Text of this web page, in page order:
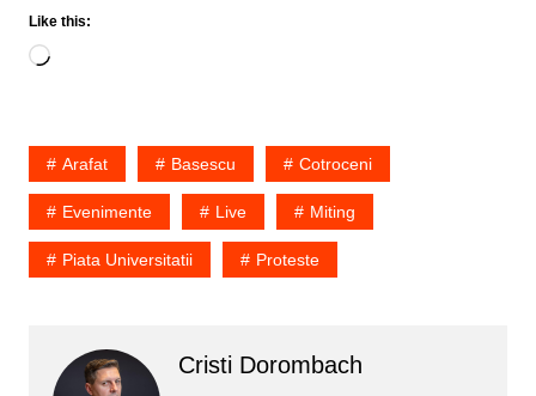
Like this:
Loading…
Arafat Basescu Cotroceni
Evenimente Live Miting
Piata Universitatii Proteste
Cristi Dorombach